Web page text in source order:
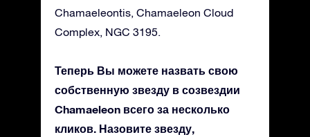
Chamaeleontis, Chamaeleon Cloud
Complex, NGC 3195.
Теперь Вы можете назвать свою
собственную звезду в созвездии
Chamaeleon всего за несколько
кликов. Назовите звезду,